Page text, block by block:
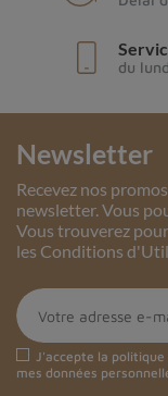
du
Newsletter
Recevez nos
newsletter. Vous
Vous trouverez
les Conditions
J'accepte la
mes données